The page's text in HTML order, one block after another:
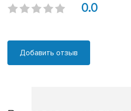
0.0
Добавить отзыв